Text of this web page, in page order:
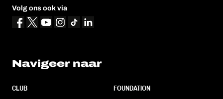
Volg ons ook via
Navigeer naar
CLUB
FOUNDATION